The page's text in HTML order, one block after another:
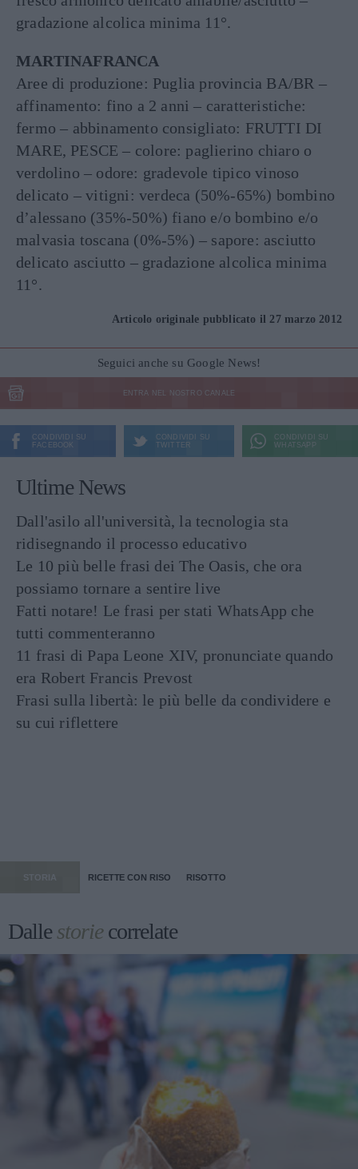
gradazione alcolica minima 11°.
MARTINAFRANCA
Aree di produzione: Puglia provincia BA/BR –
affinamento: fino a 2 anni – caratteristiche:
fermo – abbinamento consigliato: FRUTTI DI
MARE, PESCE – colore: paglierino chiaro o
verdolino – odore: gradevole tipico vinoso
delicato – vitigni: verdeca (50%-65%) bombino
d’alessano (35%-50%) fiano e/o bombino e/o
malvasia toscana (0%-5%) – sapore: asciutto
delicato asciutto – gradazione alcolica minima
11°.
Articolo originale pubblicato il 27 marzo 2012
Seguici anche su Google News!
ENTRA NEL NOSTRO CANALE
CONDIVIDI SU
FACEBOOK
CONDIVIDI SU
TWITTER
CONDIVIDI SU
WHATSAPP
Ultime News
Dall'asilo all'università, la tecnologia sta
ridisegnando il processo educativo
Le 10 più belle frasi dei The Oasis, che ora
possiamo tornare a sentire live
Fatti notare! Le frasi per stati WhatsApp che
tutti commenteranno
11 frasi di Papa Leone XIV, pronunciate quando
era Robert Francis Prevost
Frasi sulla libertà: le più belle da condividere e
su cui riflettere
STORIA RICETTE CON RISO RISOTTO
Dallestoriecorrelate